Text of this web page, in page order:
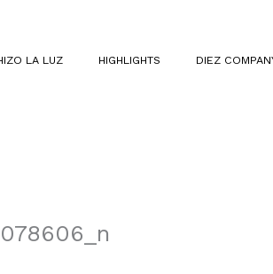
LA LUZ HIGHLIGHTS DIEZ